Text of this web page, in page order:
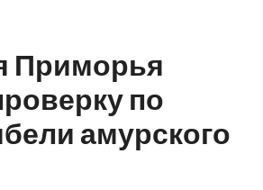
Приморья
по
амурского